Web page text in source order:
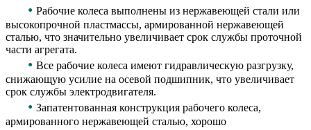
• Рабочие колеса выполнены из нержавеющей стали или
высокопрочной пластмассы, армированной нержавеющей
сталью, что значительно увеличивает срок службы проточной
части агрегата.
• Все рабочие колеса имеют гидравлическую разгрузку,
снижающую усилие на осевой подшипник, что увеличивает
срок службы электродвигателя.
• Запатентованная конструкция рабочего колеса,
армированного нержавеющей сталью, хорошо